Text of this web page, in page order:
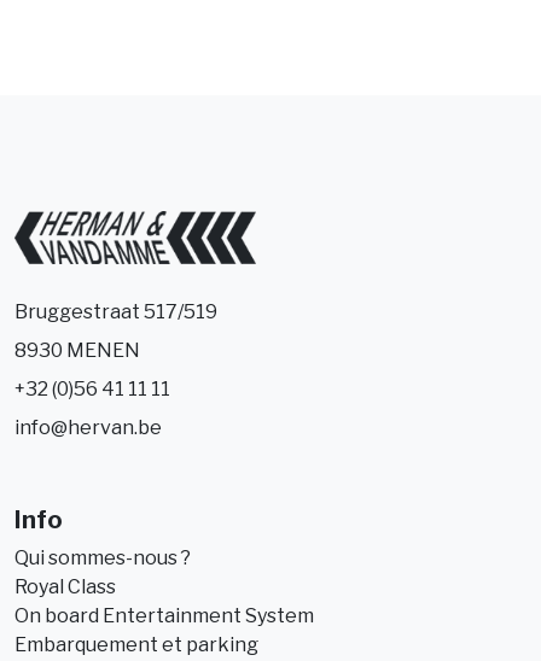
Bruggestraat 517/519
8930 MENEN
+32 (0)56 41 11 11
info@hervan.be
Info
Qui sommes-nous ?
Royal Class
On board Entertainment System
Embarquement et parking